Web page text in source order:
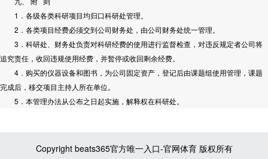
1．各级各类科研项目均归口科研处管理。
2．各类项目经费必须交到公司财务处，由公司财务处统一管理。
3．科研处、财务处负责对科研经费的使用进行监督检查，对违反规定者公司将
追究责任，收回违规使用经费，并暂停或收回剩余经费。
4．购买的仪器设备和图书，为公司固定资产，登记后由课题组使用管理，课题
完成后，移交项目主持人所在单位。
5．本管理办法从公布之日起实施，解释权在科研处。
Copyright beats365官方唯一入口-官网体育 版权所有